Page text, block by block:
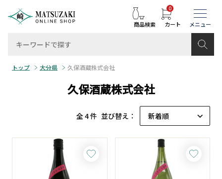
商品検索 カート
0
トップ 大分県 久保酒蔵株式会社
久保酒蔵株式会社
全 4 件 並び替え：